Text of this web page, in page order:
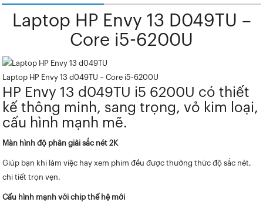
Laptop HP Envy 13 D049TU –
Core i5-6200U
Laptop HP Envy 13 d049TU – Core i5-6200U
HP Envy 13 d049TU i5 6200U có thiết
kế thông minh, sang trọng, vỏ kim loại,
cấu hình mạnh mẽ.
Màn hình độ phân giải sắc nét 2K
Giúp bạn khi làm việc hay xem phim đều được thưởng thức độ sắc nét,
chi tiết trọn vẹn.
Cấu hình mạnh với chip thế hệ mới